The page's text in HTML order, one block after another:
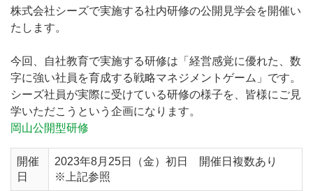
株式会社シーズで実施する社内研修の公開見学会を開催い
たします。
今回、自社教育で実施する研修は「経営感覚に優れた、数
字に強い社員を育成する戦略マネジメントゲーム」です。
シーズ社員が実際に受けている研修の様子を、皆様にご見
学いただこうという企画になります。
岡山公開型研修
開催
日
2023年8月25日（金）初日 開催日複数あり
※上記参照